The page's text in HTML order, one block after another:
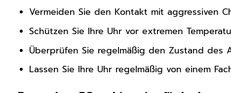
Vermeiden Sie den Kontakt mit aggressiven
Schützen Sie Ihre Uhr vor extremen
Überprüfen Sie regelmäßig den Zustand des
Lassen Sie Ihre Uhr regelmäßig von einem